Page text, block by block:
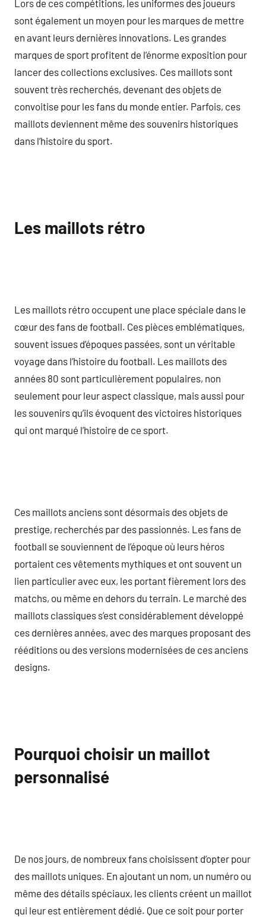
Lors de ces compétitions, les uniformes des joueurs
sont également un moyen pour les marques de mettre
en avant leurs dernières innovations. Les grandes
marques de sport profitent de l’énorme exposition pour
lancer des collections exclusives. Ces maillots sont
souvent très recherchés, devenant des objets de
convoitise pour les fans du monde entier. Parfois, ces
maillots deviennent même des souvenirs historiques
dans l’histoire du sport.
Les maillots rétro
Les maillots rétro occupent une place spéciale dans le
cœur des fans de football. Ces pièces emblématiques,
souvent issues d’époques passées, sont un véritable
voyage dans l’histoire du football. Les maillots des
années 80 sont particulièrement populaires, non
seulement pour leur aspect classique, mais aussi pour
les souvenirs qu’ils évoquent des victoires historiques
qui ont marqué l’histoire de ce sport.
Ces maillots anciens sont désormais des objets de
prestige, recherchés par des passionnés. Les fans de
football se souviennent de l’époque où leurs héros
portaient ces vêtements mythiques et ont souvent un
lien particulier avec eux, les portant fièrement lors des
matchs, ou même en dehors du terrain. Le marché des
maillots classiques s’est considérablement développé
ces dernières années, avec des marques proposant des
rééditions ou des versions modernisées de ces anciens
designs.
Pourquoi choisir un maillot
personnalisé
De nos jours, de nombreux fans choisissent d’opter pour
des maillots uniques. En ajoutant un nom, un numéro ou
même des détails spéciaux, les clients créent un maillot
qui leur est entièrement dédié. Que ce soit pour porter